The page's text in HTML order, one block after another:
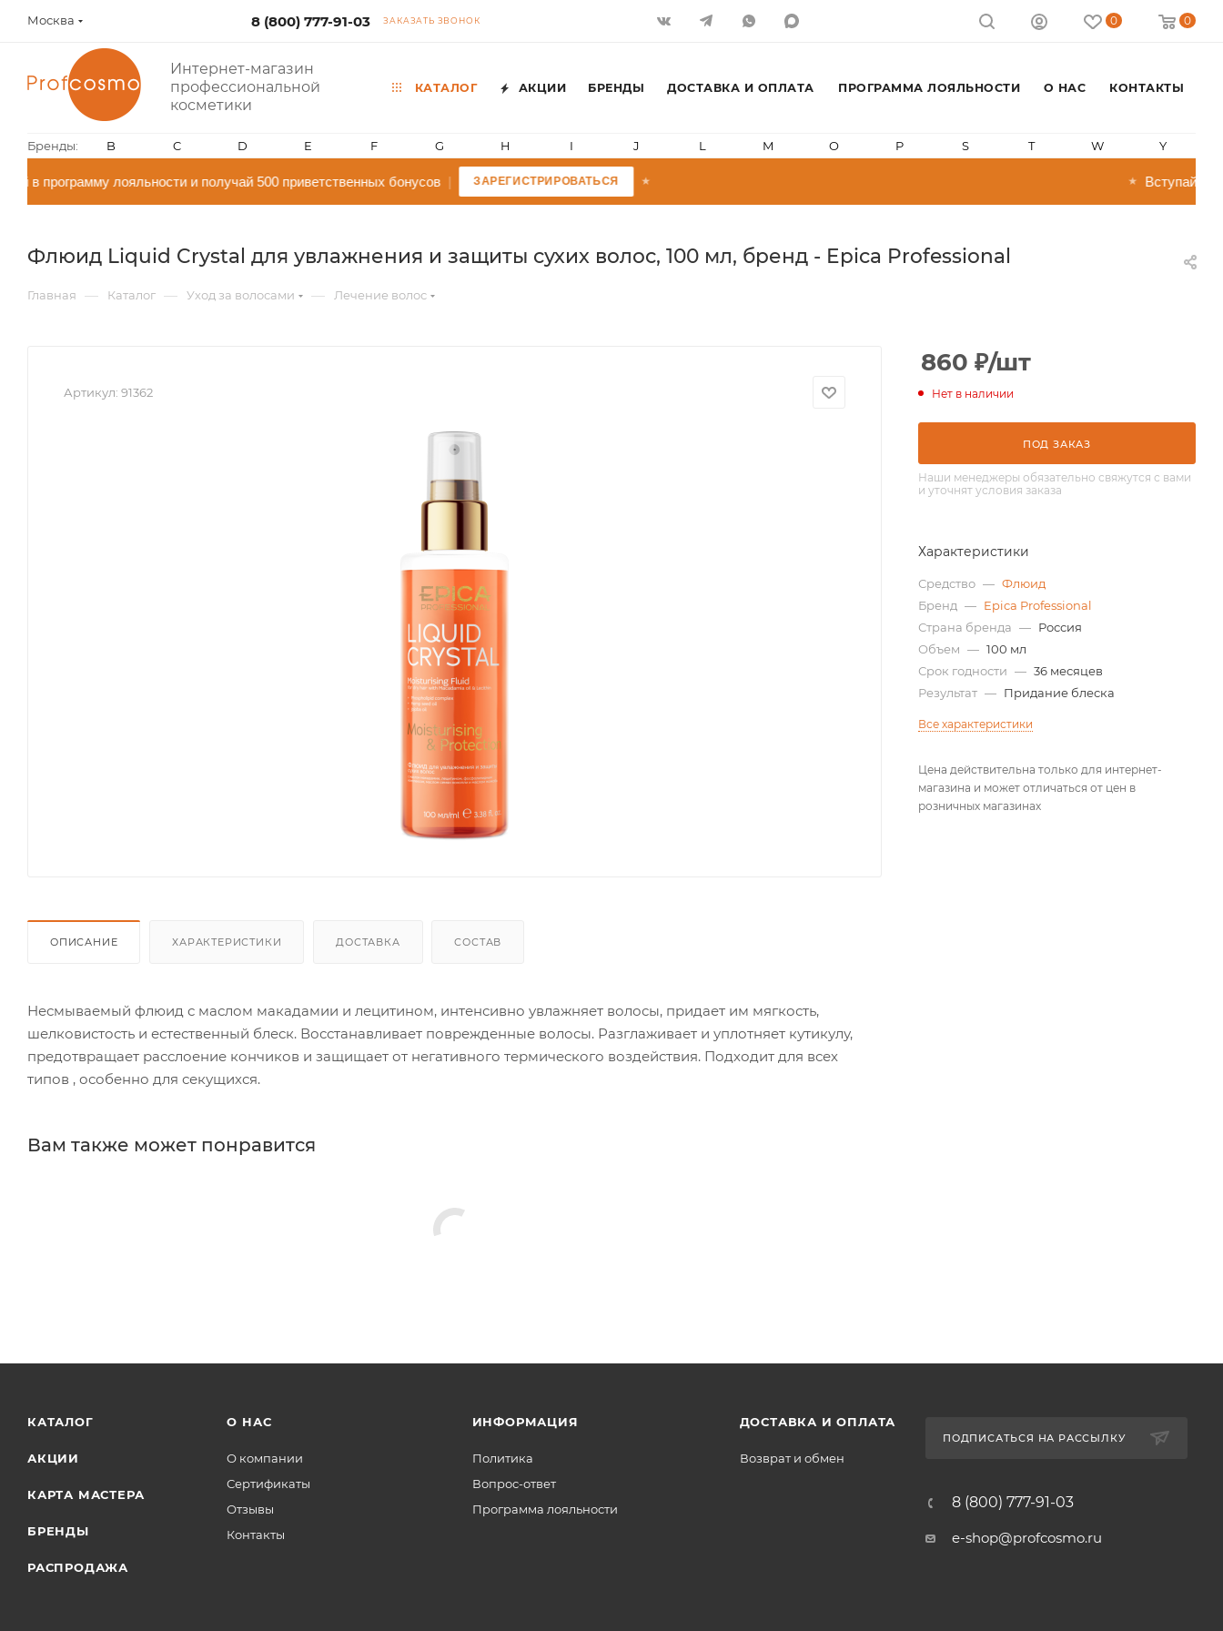
Москва 8 (800) 777-91-03 ЗАКАЗАТЬ ЗВОНОК 0 0
Интернет-магазин
профессиональной
косметики
КАТАЛОГ АКЦИИ БРЕНДЫ ДОСТАВКА И ОПЛАТА ПРОГРАММА ЛОЯЛЬНОСТИ О НАС КОНТАКТЫ
Бренды: B C D E F G H I J L M O P S T W Y
в программу лояльности и получай 500 приветственных бонусов| ЗАРЕГИСТРИРОВАТЬСЯ Вступай в
Флюид Liquid Crystal для увлажнения и защиты сухих волос, 100 мл, бренд - Epica Professional
Главная — Каталог — Уход за волосами — Лечение волос
Артикул: 91362
ОПИСАНИЕ ХАРАКТЕРИСТИКИ ДОСТАВКА СОСТАВ
Несмываемый флюид с маслом макадамии и лецитином, интенсивно увлажняет волосы, придает им мягкость,
шелковистость и естественный блеск. Восстанавливает поврежденные волосы. Разглаживает и уплотняет кутикулу,
предотвращает расслоение кончиков и защищает от негативного термического воздействия. Подходит для всех
типов , особенно для секущихся.
Вам также может понравится
860 ₽/шт
Нет в наличии
ПОД ЗАКАЗ
Наши менеджеры обязательно свяжутся с вами
и уточнят условия заказа
Характеристики
Средство — Флюид
Бренд — Epica Professional
Страна бренда — Россия
Объем — 100 мл
Срок годности — 36 месяцев
Результат — Придание блеска
Все характеристики
Цена действительна только для интернет-
магазина и может отличаться от цен в
розничных магазинах
КАТАЛОГ
АКЦИИ
КАРТА МАСТЕРА
БРЕНДЫ
РАСПРОДАЖА
О НАС
О компании
Сертификаты
Отзывы
Контакты
ИНФОРМАЦИЯ
Политика
Вопрос-ответ
Программа лояльности
ДОСТАВКА И ОПЛАТА
Возврат и обмен
ПОДПИСАТЬСЯ НА РАССЫЛКУ
8 (800) 777-91-03
e-shop@profcosmo.ru